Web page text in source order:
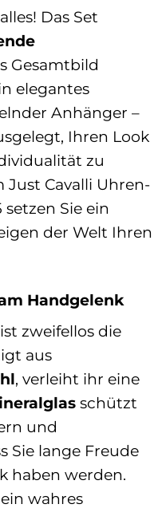
Das Set
Gesamtbild
elegantes
Anhänger –
Ihren Look
zu
Cavalli Uhren-
setzen Sie ein
der Welt Ihren
Handgelenk
zweifellos die
aus
, verleiht ihr eine
schützt
und
Sie lange Freude
haben werden.
wahres